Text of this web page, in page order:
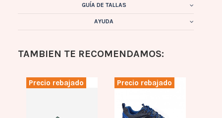
GUÍA DE TALLAS
AYUDA
TAMBIEN TE RECOMENDAMOS:
Precio rebajado Precio rebajado